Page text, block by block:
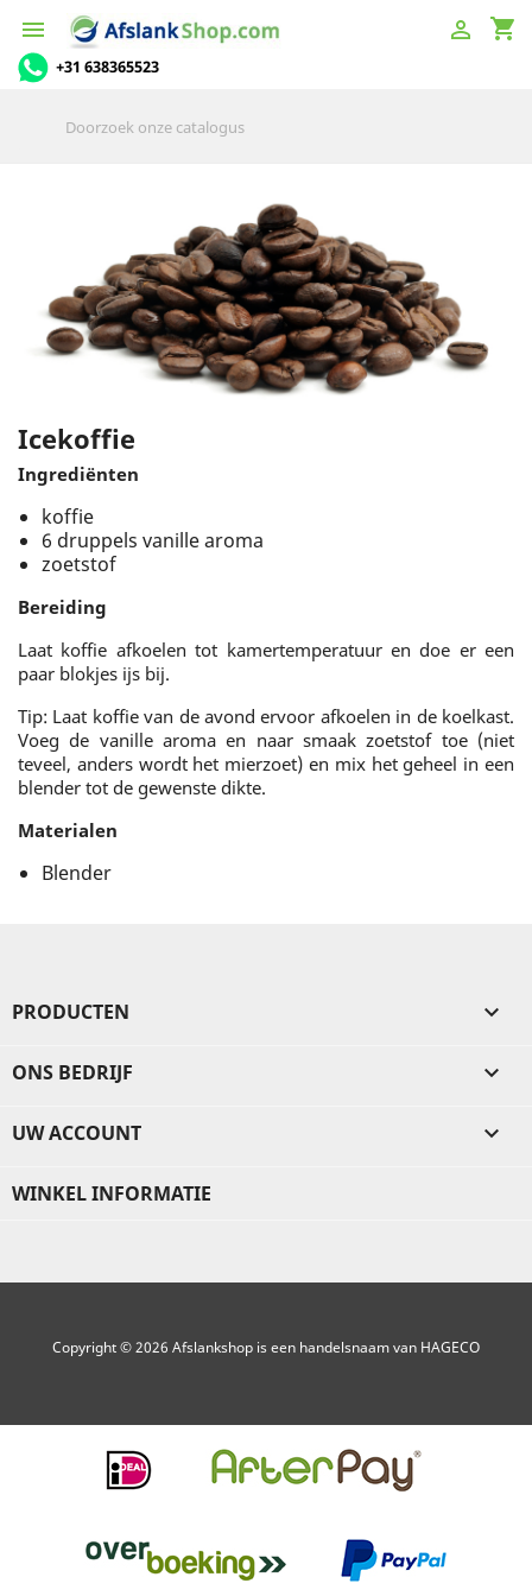
 shopping_cart

+31 638365523
Icekoffie
Ingrediënten
koffie
6 druppels vanille aroma
zoetstof
Bereiding
Laat koffie afkoelen tot kamertemperatuur en doe er een
paar blokjes ijs bij.
Tip: Laat koffie van de avond ervoor afkoelen in de koelkast.
Voeg de vanille aroma en naar smaak zoetstof toe (niet
teveel, anders wordt het mierzoet) en mix het geheel in een
blender tot de gewenste dikte.
Materialen
Blender
PRODUCTEN 
ONS BEDRIJF 
UW ACCOUNT 
WINKEL INFORMATIE
Copyright © 2026 Afslankshop is een handelsnaam van HAGECO